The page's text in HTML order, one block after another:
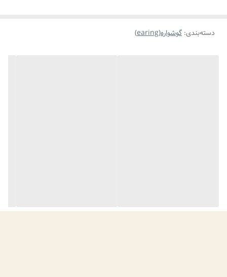
دسته‌بندی: گوشواره(earing)